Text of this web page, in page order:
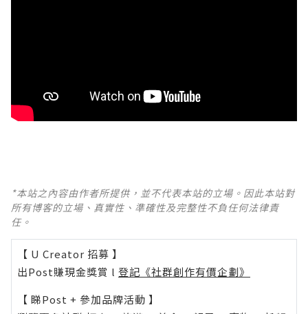
*本站之內容由作者所提供，並不代表本站的立場。因此本站對
所有博客的立場、真實性、準確性及完整性不負任何法律責
任。
【 U Creator 招募 】
出Post賺現金獎賞 l 登記《社群創作有價企劃》
【 睇Post + 參加品牌活動 】